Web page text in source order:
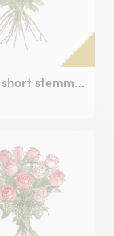
24 roses short stemmed